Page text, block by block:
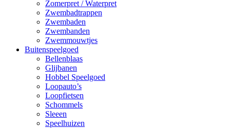
Zomerpret / Waterpret
Zwembadtrappen
Zwembaden
Zwembanden
Zwemmouwtjes
Buitenspeelgoed
Bellenblaas
Glijbanen
Hobbel Speelgoed
Loopauto’s
Loopfietsen
Schommels
Sleeen
Speelhuizen